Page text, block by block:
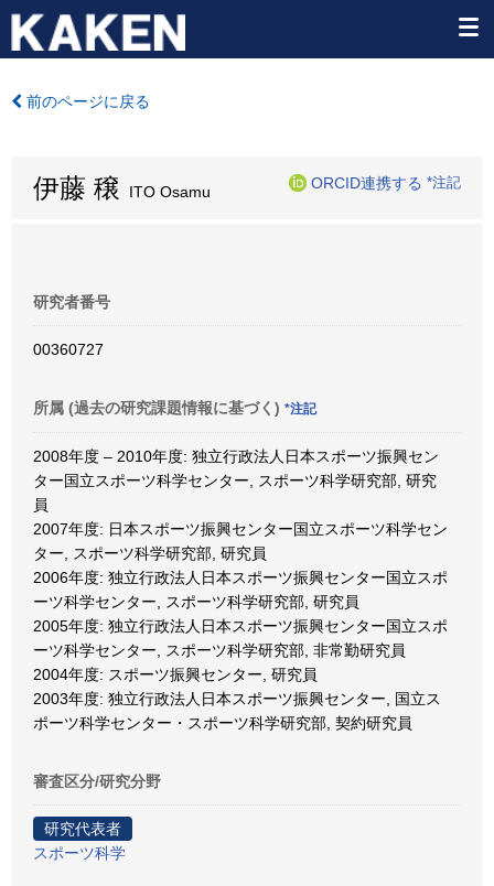
前のページに戻る
伊藤 穣 ITO Osamu
ORCID連携する *注記
研究者番号
00360727
所属 (過去の研究課題情報に基づく) *注記
2008年度 – 2010年度: 独立行政法人日本スポーツ振興セン
ター国立スポーツ科学センター, スポーツ科学研究部, 研究
員
2007年度: 日本スポーツ振興センター国立スポーツ科学セン
ター, スポーツ科学研究部, 研究員
2006年度: 独立行政法人日本スポーツ振興センター国立スポ
ーツ科学センター, スポーツ科学研究部, 研究員
2005年度: 独立行政法人日本スポーツ振興センター国立スポ
ーツ科学センター, スポーツ科学研究部, 非常勤研究員
2004年度: スポーツ振興センター, 研究員
2003年度: 独立行政法人日本スポーツ振興センター, 国立ス
ポーツ科学センター・スポーツ科学研究部, 契約研究員
審査区分/研究分野
研究代表者
スポーツ科学